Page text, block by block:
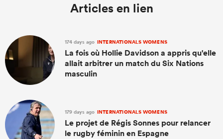
Articles en lien
174 days ago INTERNATIONALS WOMENS
La fois où Hollie Davidson a appris qu'elle
allait arbitrer un match du Six Nations
masculin
179 days ago INTERNATIONALS WOMENS
Le projet de Régis Sonnes pour relancer
le rugby féminin en Espagne